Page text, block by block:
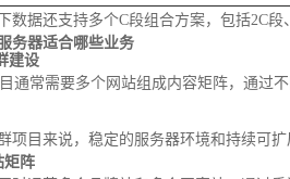
数据还支持多个C段组合方案，包括2C
务器适合哪些业务
建设
通常需要多个网站组成内容矩阵，通过
项目来说，稳定的服务器环境和持续可扩
矩阵